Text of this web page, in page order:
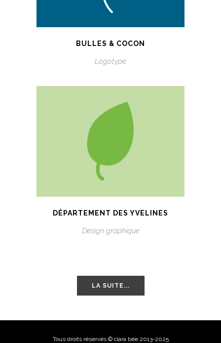
BULLES & COCON
Logotype
DÉPARTEMENT DES YVELINES
Design graphique
LA SUITE...
Tous droits réservés © clara bée 2013-2025